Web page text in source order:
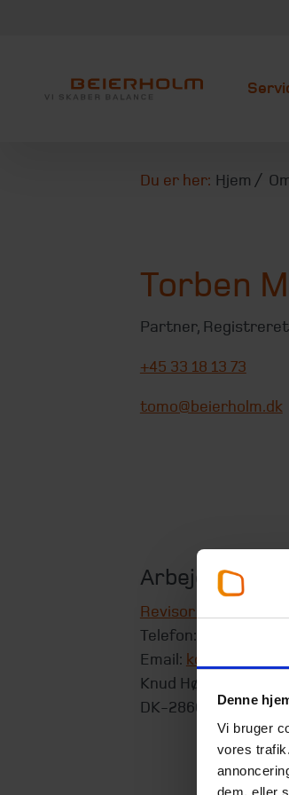
Denne
Vi bruger
vores
dem, eller
Du er her: Hjem
Torben
Partner,
+45 33 18 13 73
tomo@beierholm.dk
Arbejder her:
Revisor København
Telefon:
+45 39 16
Email:
Knud Højgaards Vej 9
DK-2860
Søborg